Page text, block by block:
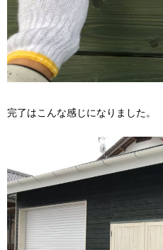
完了はこんな感じになりました。